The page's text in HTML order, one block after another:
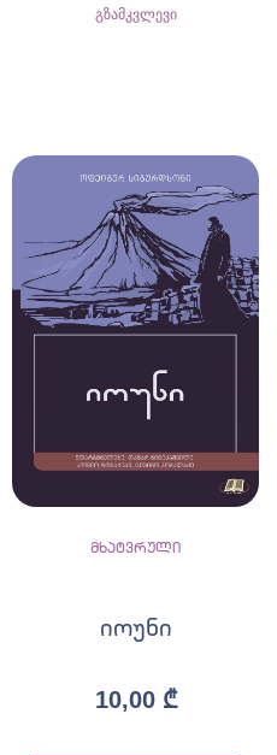
გზამკვლევი
მხატვრული
იოუნი
10,00 ₾